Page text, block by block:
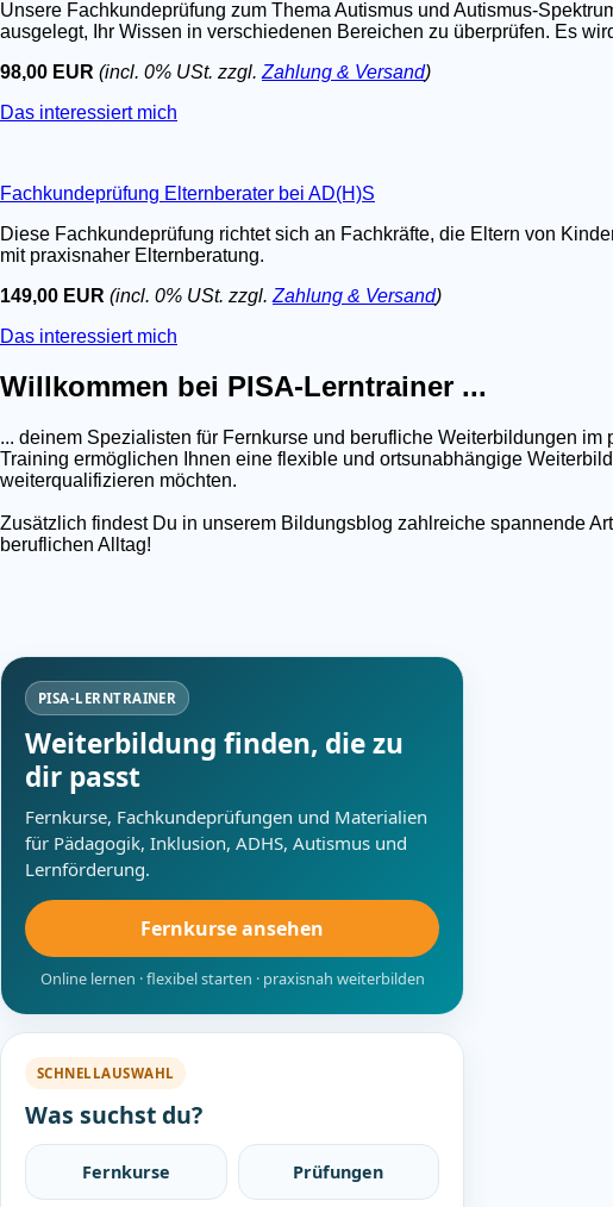
Unsere Fachkundeprüfung zum Thema Autismus und Autismus-
ausgelegt, Ihr Wissen in verschiedenen Bereichen zu überprüfen. Es
98,00 EUR (incl. 0% USt. zzgl. Zahlung & Versand)
Das interessiert mich
Fachkundeprüfung Elternberater bei AD(H)S
Diese Fachkundeprüfung richtet sich an Fachkräfte, die Eltern von
mit praxisnaher Elternberatung.
149,00 EUR (incl. 0% USt. zzgl. Zahlung & Versand)
Das interessiert mich
Willkommen bei PISA-Lerntrainer ...
... deinem Spezialisten für Fernkurse und berufliche Weiterbildungen
Training ermöglichen Ihnen eine flexible und ortsunabhängige
weiterqualifizieren möchten.
Zusätzlich findest Du in unserem Bildungsblog zahlreiche spannende
beruflichen Alltag!
PISA-LERNTRAINER
Weiterbildung finden, die zu
dir passt
Fernkurse, Fachkundeprüfungen und Materialien
für Pädagogik, Inklusion, ADHS, Autismus und
Lernförderung.
Fernkurse ansehen
Online lernen · flexibel starten · praxisnah weiterbilden
SCHNELLAUSWAHL
Was suchst du?
Fernkurse Prüfungen